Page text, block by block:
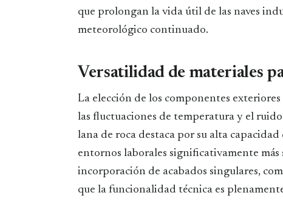
que prolongan la vida útil de las naves
meteorológico continuado.
Versatilidad de materiales
La elección de los componentes
las fluctuaciones de temperatura y el
lana de roca destaca por su alta
entornos laborales significativamente
incorporación de acabados singulares,
que la funcionalidad técnica es